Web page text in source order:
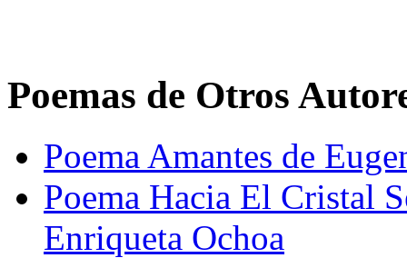
Poemas de Otros
Poema Amantes de
Poema Hacia El Cristal
Enriqueta Ochoa